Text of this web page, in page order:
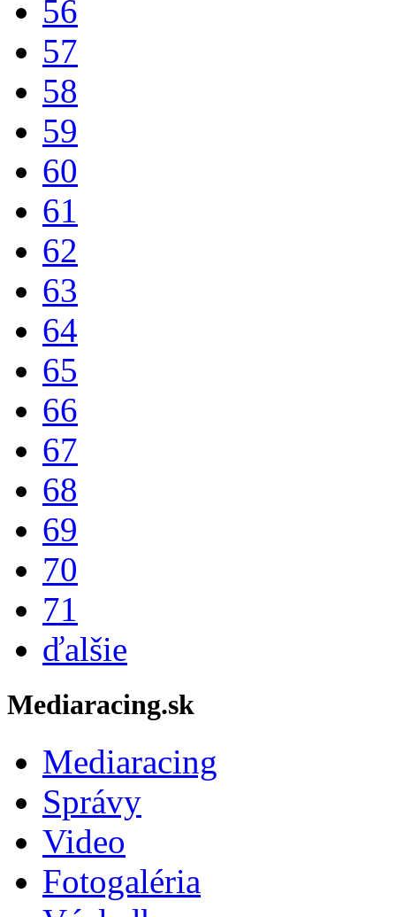
56
57
58
59
60
61
62
63
64
65
66
67
68
69
70
71
ďalšie
Mediaracing.sk
Mediaracing
Správy
Video
Fotogaléria